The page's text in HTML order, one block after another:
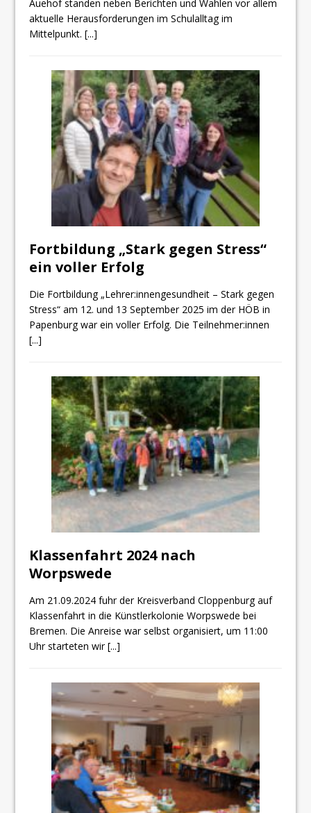
Auehof standen neben Berichten und Wahlen vor allem
aktuelle Herausforderungen im Schulalltag im
Mittelpunkt.[...]
Fortbildung „Stark gegen Stress“
ein voller Erfolg
Die Fortbildung „Lehrer:innengesundheit – Stark gegen
Stress“ am 12. und 13 September 2025 im der HÖB in
Papenburg war ein voller Erfolg. Die Teilnehmer:innen
[...]
Klassenfahrt 2024 nach
Worpswede
Am 21.09.2024 fuhr der Kreisverband Cloppenburg auf
Klassenfahrt in die Künstlerkolonie Worpswede bei
Bremen. Die Anreise war selbst organisiert, um 11:00
Uhr starteten wir[...]